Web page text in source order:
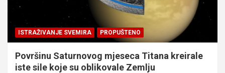
ISTRAŽIVANJE SVEMIRA PROPUŠTENO
Površinu Saturnovog mjeseca Titana kreirale
iste sile koje su oblikovale Zemlju